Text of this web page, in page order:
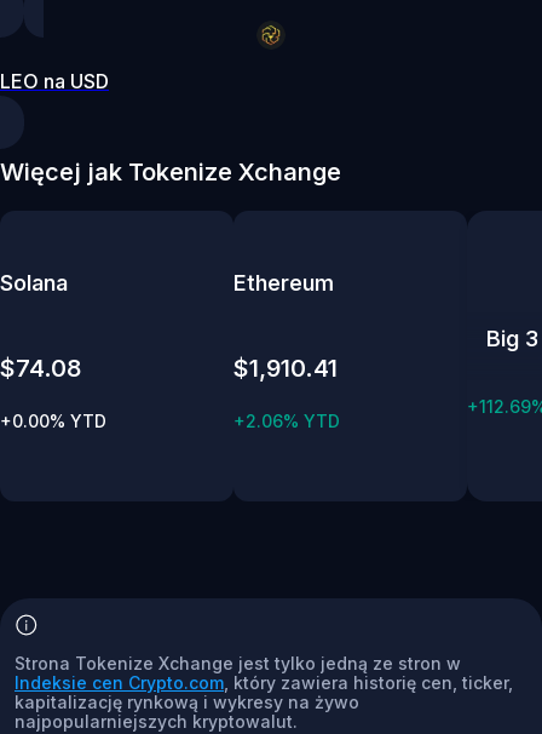
LEO na USD
Więcej jak Tokenize Xchange
Solana
$74.08
+0.00% YTD
Ethereum
$1,910.41
+2.06% YTD
Big 3
Strona Tokenize Xchange jest tylko jedną ze stron w
Indeksie cen Crypto.com , który zawiera historię cen, ticker,
kapitalizację rynkową i wykresy na żywo
najpopularniejszych kryptowalut.